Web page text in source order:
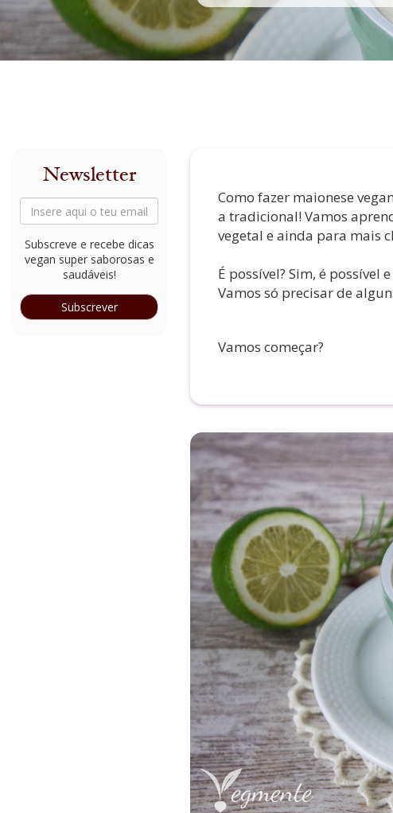
Newsletter
Subscreve e recebe dicas
vegan super saborosas e
saudáveis!
Subscrever
Como fazer maionese
a tradicional! Vamos
vegetal e ainda para mais
É possível? Sim, é possível
Vamos só precisar de
Vamos começar?